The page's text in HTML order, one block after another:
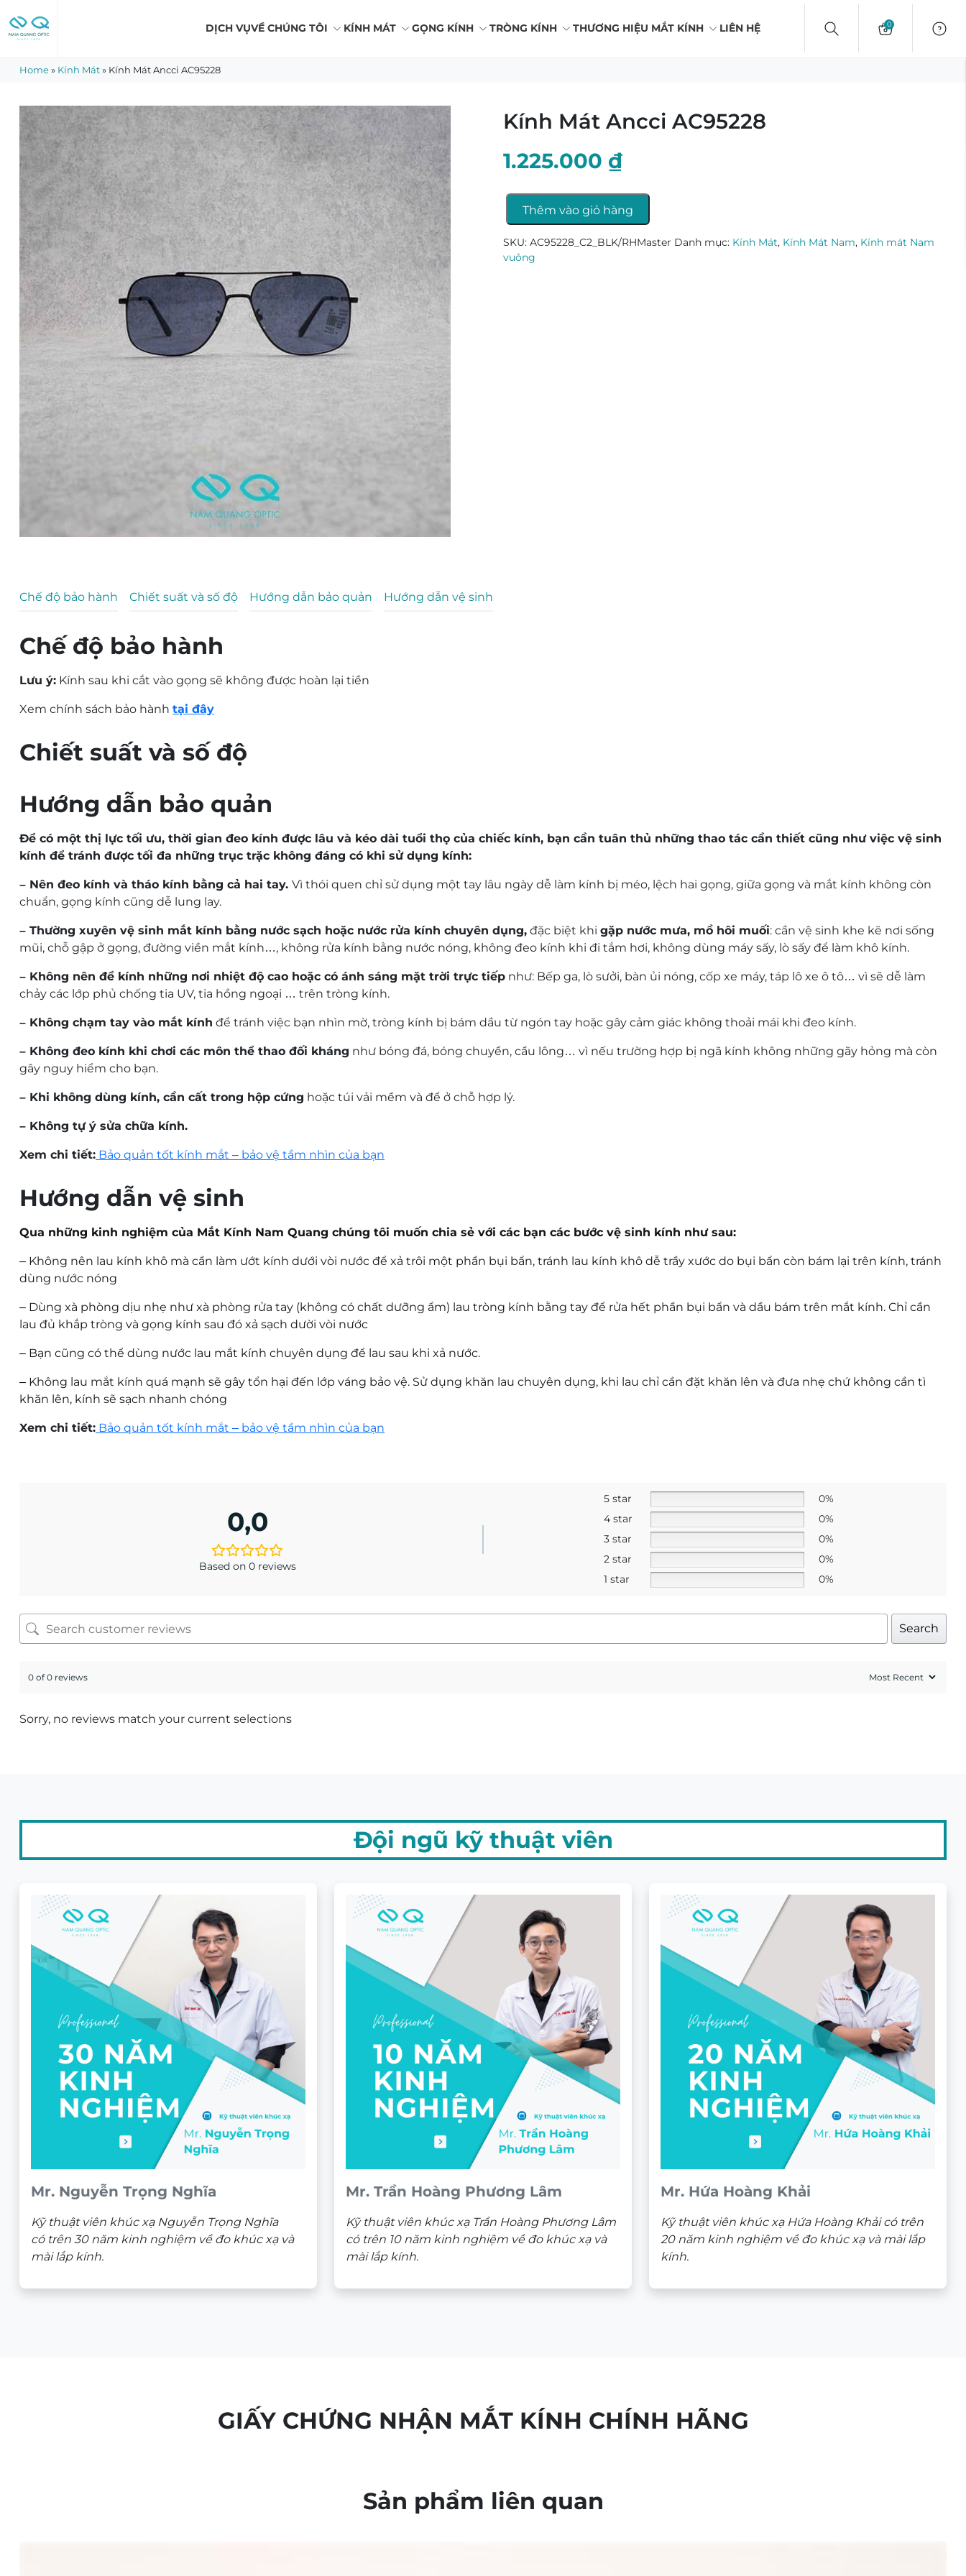
to
content
DỊCH VỤVỀ CHÚNG TÔI KÍNH MÁT GỌNG KÍNH TRÒNG KÍNH THƯƠNG HIỆU MẮT KÍNH LIÊN HỆ 0
Home» Kính Mát» Kính Mát Ancci AC95228
Kính Mát Ancci AC95228
1.225.000 ₫
Kính
Mát
Ancci
Thêm vào giỏ hàng
SKU: AC95228_C2_BLK/RHMaster Danh mục: Kính Mát, Kính Mát Nam, Kính mát Nam
vuông
Chế độ bảo hành Chiết suất và số độ Hướng dẫn bảo quản Hướng dẫn vệ sinh
Chế độ bảo hành
Lưu ý: Kính sau khi cắt vào gọng sẽ không được hoàn lại tiền
Xem chính sách bảo hành tại đây
Chiết suất và số độ
Hướng dẫn bảo quản
Để có một thị lực tối ưu, thời gian đeo kính được lâu và kéo dài tuổi thọ của chiếc kính, bạn cần tuân thủ những thao tác cần thiết cũng như việc vệ sinh
kính để tránh được tối đa những trục trặc không đáng có khi sử dụng kính:
– Nên đeo kính và tháo kính bằng cả hai tay. Vì thói quen chỉ sử dụng một tay lâu ngày dễ làm kính bị méo, lệch hai gọng, giữa gọng và mắt kính không còn
chuẩn, gọng kính cũng dễ lung lay.
– Thường xuyên vệ sinh mắt kính bằng nước sạch hoặc nước rửa kính chuyên dụng, đặc biệt khi gặp nước mưa, mồ hôi muối: cần vệ sinh khe kẽ nơi sống
mũi, chỗ gập ở gọng, đường viền mắt kính…, không rửa kính bằng nước nóng, không đeo kính khi đi tắm hơi, không dùng máy sấy, lò sấy để làm khô kính.
– Không nên để kính những nơi nhiệt độ cao hoặc có ánh sáng mặt trời trực tiếp như: Bếp ga, lò sưởi, bàn ủi nóng, cốp xe máy, táp lô xe ô tô… vì sẽ dễ làm
chảy các lớp phủ chống tia UV, tia hồng ngoại … trên tròng kính.
– Không chạm tay vào mắt kính để tránh việc bạn nhìn mờ, tròng kính bị bám dầu từ ngón tay hoặc gây cảm giác không thoải mái khi đeo kính.
– Không đeo kính khi chơi các môn thể thao đối kháng như bóng đá, bóng chuyền, cầu lông… vì nếu trường hợp bị ngã kính không những gãy hỏng mà còn
gây nguy hiểm cho bạn.
– Khi không dùng kính, cần cất trong hộp cứng hoặc túi vải mềm và để ở chỗ hợp lý.
– Không tự ý sửa chữa kính.
Xem chi tiết: Bảo quản tốt kính mắt – bảo vệ tầm nhìn của bạn
Hướng dẫn vệ sinh
Qua những kinh nghiệm của Mắt Kính Nam Quang chúng tôi muốn chia sẻ với các bạn các bước vệ sinh kính như sau:
– Không nên lau kính khô mà cần làm ướt kính dưới vòi nước để xả trôi một phần bụi bẩn, tránh lau kính khô dễ trầy xước do bụi bẩn còn bám lại trên kính, tránh
dùng nước nóng
– Dùng xà phòng dịu nhẹ như xà phòng rửa tay (không có chất dưỡng ẩm) lau tròng kính bằng tay để rửa hết phần bụi bẩn và dầu bám trên mắt kính. Chỉ cần
lau đủ khắp tròng và gọng kính sau đó xả sạch dười vòi nước
– Bạn cũng có thể dùng nước lau mắt kính chuyên dụng để lau sau khi xả nước.
– Không lau mắt kính quá mạnh sẽ gây tổn hại đến lớp váng bảo vệ. Sử dụng khăn lau chuyên dụng, khi lau chỉ cần đặt khăn lên và đưa nhẹ chứ không cần tì
khăn lên, kính sẽ sạch nhanh chóng
Xem chi tiết: Bảo quản tốt kính mắt – bảo vệ tầm nhìn của bạn
0,0
Based on 0 reviews
5 star
0%
4 star
0%
3 star
0%
2 star
0%
1 star
0%
Search
0 of 0 reviews
Sorry, no reviews match your current selections
Đội ngũ kỹ thuật viên
Mr. Nguyễn Trọng Nghĩa
Kỹ thuật viên khúc xạ Nguyễn Trọng Nghĩa
có trên 30 năm kinh nghiệm về đo khúc xạ và
mài lắp kính.
Mr. Trần Hoàng Phương Lâm
Kỹ thuật viên khúc xạ Trần Hoàng Phương Lâm
có trên 10 năm kinh nghiệm về đo khúc xạ và
mài lắp kính.
Mr. Hứa Hoàng Khải
Kỹ thuật viên khúc xạ Hứa Hoàng Khải có trên
20 năm kinh nghiệm về đo khúc xạ và mài lắp
kính.
GIẤY CHỨNG NHẬN MẮT KÍNH CHÍNH HÃNG
Sản phẩm liên quan